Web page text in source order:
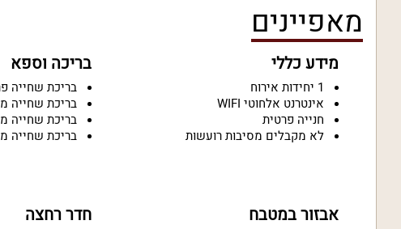
מאפיינים
מידע כללי
1 יחידות אירוח
אינטרנט אלחוטי WIFI
חנייה פרטית
לא מקבלים מסיבות רועשות
בריכה וספא
בריכת שחייה
בריכת שחייה
בריכת שחייה
בריכת שחייה
אבזור במטבח חדר רחצה